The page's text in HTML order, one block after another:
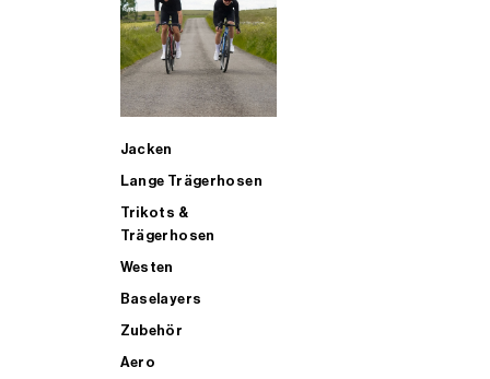
Jacken
Lange Trägerhosen
Trikots &
Trägerhosen
Westen
Baselayers
Zubehör
Aero
ALLE TRIATHLONARTIKEL FÜR MÄNNER KAUFEN